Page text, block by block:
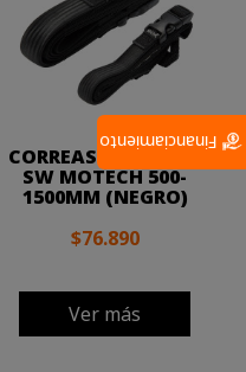
CORREAS DE AJUSTE
SW MOTECH 500-
1500MM (NEGRO)
$76.890
Ver más
Financiamiento